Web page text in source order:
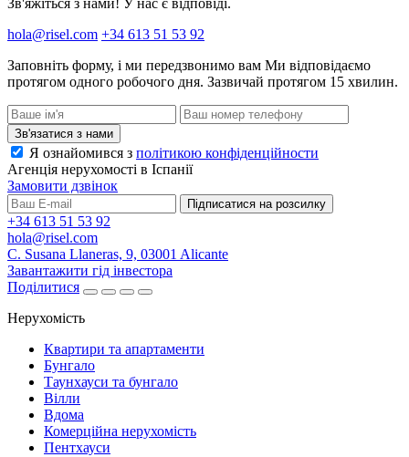
Зв'яжіться з нами! У нас є відповіді.
hola@risel.com +34 613 51 53 92
Заповніть форму, і ми передзвонимо вам Ми відповідаємо
протягом одного робочого дня. Зазвичай протягом 15 хвилин.
Зв'язатися з нами
Я ознайомився з політикою конфіденційности
Агенція нерухомості в Іспанії
Замовити дзвінок
Підписатися на розсилку
+34 613 51 53 92
hola@risel.com
C. Susana Llaneras, 9, 03001 Alicante
Завантажити гід інвестора
Поділитися
Нерухомість
Квартири та апартаменти
Бунгало
Таунхауси та бунгало
Вілли
Вдома
Комерційна нерухомість
Пентхауси